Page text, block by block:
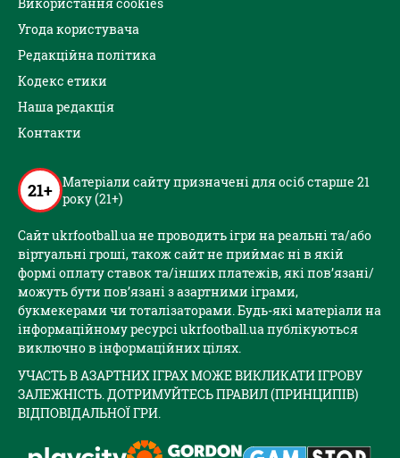
Угода користувача
Редакційна політика
Кодекс етики
Наша редакція
Контакти
21+ Матеріали сайту призначені для осіб старше 21
року (21+)
Сайт ukrfootball.ua не проводить ігри на реальні та/або
віртуальні гроші, також сайт не приймає ні в якій
формі оплату ставок та/інших платежів, які пов’язані/
можуть бути пов’язані з азартними іграми,
букмекерами чи тоталізаторами. Будь-які матеріали на
інформаційному ресурсі ukrfootball.ua публікуються
виключно в інформаційних цілях.
УЧАСТЬ В АЗАРТНИХ ІГРАХ МОЖЕ ВИКЛИКАТИ ІГРОВУ
ЗАЛЕЖНІСТЬ. ДОТРИМУЙТЕСЬ ПРАВИЛ (ПРИНЦИПІВ)
ВІДПОВІДАЛЬНОЇ ГРИ.